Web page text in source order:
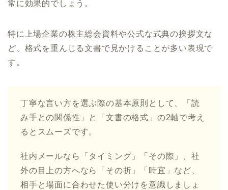
常に効果的でしょう。
特に上場企業の株主総会資料や公式な式典の挨拶文な
ど、格式を重んじる文書で見かけることが多い表現で
す。
丁寧な言い方を選ぶ際の基本原則として、「読
み手との関係性」と「文書の格式」の2軸で考え
るとスムーズです。
社内メールなら「タイミング」「その際」、社
外の目上の方へなら「その折」「時宜」など、
相手と場面に合わせた使い分けを意識しましょ